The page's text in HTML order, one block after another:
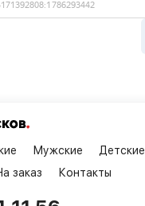
Мужские
Детские
заказ Контакты